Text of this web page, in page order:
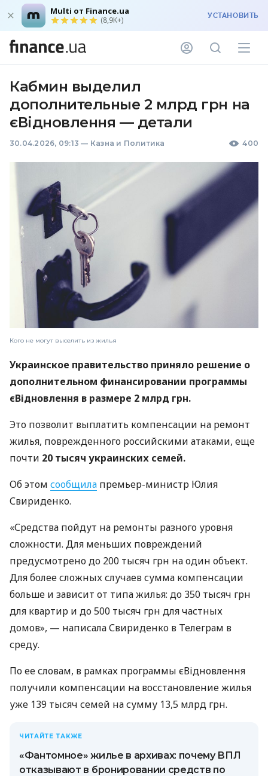
Multi от Finance.ua
(8,9K+) УСТАНОВИТЬ
Кабмин выделил
дополнительные 2 млрд грн на
єВідновлення — детали
30.04.2026, 09:13 — Казна и Политика 400
Кого не могут выселить из жилья
Украинское правительство приняло решение о
дополнительном финансировании программы
єВідновлення в размере 2 млрд грн.
Это позволит выплатить компенсации на ремонт
жилья, поврежденного российскими атаками, еще
почти 20 тысяч украинских семей.
Об этом сообщила премьер-министр Юлия
Свириденко.
«Средства пойдут на ремонты разного уровня
сложности. Для меньших повреждений
предусмотрено до 200 тысяч грн на один объект.
Для более сложных случаев сумма компенсации
больше и зависит от типа жилья: до 350 тысяч грн
для квартир и до 500 тысяч грн для частных
домов», — написала Свириденко в Телеграм в
среду.
По ее словам, в рамках программы єВідновлення
получили компенсации на восстановление жилья
уже 139 тысяч семей на сумму 13,5 млрд грн.
ЧИТАЙТЕ ТАКЖЕ
«Фантомное» жилье в архивах: почему ВПЛ
отказывают в бронировании средств по